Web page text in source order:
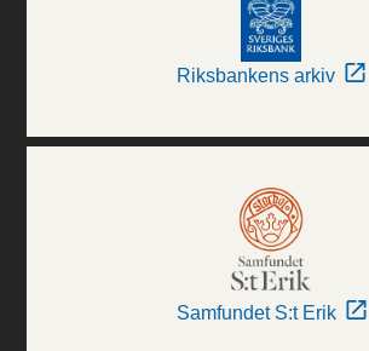
Riksbankens arkiv
Samfundet S:t Erik